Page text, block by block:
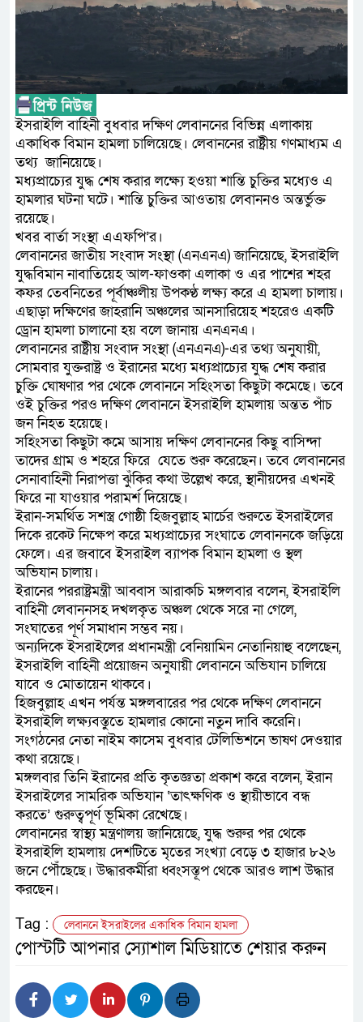
নিরপেক্ষ ও বিশ্বাসযোগ্য : প্রধানমন্ত্রী
বাগেরহাট মেডিকেল
জুলাই স্মৃতি জাদুঘরের দুয়ার
ইসরাইলি বাহিনী বুধবার দক্ষিণ লেবাননের বিভিন্ন এলাকায়
একাধিক বিমান হামলা চালিয়েছে। লেবাননের রাষ্ট্রীয় গণমাধ্যম এ
তথ্য জানিয়েছে।
মধ্যপ্রাচ্যের যুদ্ধ শেষ করার লক্ষ্যে হওয়া শান্তি চুক্তির মধ্যেও এ
হামলার ঘটনা ঘটে। শান্তি চুক্তির আওতায় লেবাননও অন্তর্ভুক্ত
রয়েছে।
খবর বার্তা সংস্থা এএফপি’র।
লেবাননের জাতীয় সংবাদ সংস্থা (এনএনএ) জানিয়েছে, ইসরাইলি
যুদ্ধবিমান নাবাতিয়েহ আল-ফাওকা এলাকা ও এর পাশের শহর
কফর তেবনিতের পূর্বাঞ্চলীয় উপকণ্ঠ লক্ষ্য করে এ হামলা চালায়।
এছাড়া দক্ষিণের জাহরানি অঞ্চলের আনসারিয়েহ শহরেও একটি
ড্রোন হামলা চালানো হয় বলে জানায় এনএনএ।
লেবাননের রাষ্ট্রীয় সংবাদ সংস্থা (এনএনএ)-এর তথ্য অনুযায়ী,
সোমবার যুক্তরাষ্ট্র ও ইরানের মধ্যে মধ্যপ্রাচ্যের যুদ্ধ শেষ করার
চুক্তি ঘোষণার পর থেকে লেবাননে সহিংসতা কিছুটা কমেছে। তবে
ওই চুক্তির পরও দক্ষিণ লেবাননে ইসরাইলি হামলায় অন্তত পাঁচ
জন নিহত হয়েছে।
সহিংসতা কিছুটা কমে আসায় দক্ষিণ লেবাননের কিছু বাসিন্দা
তাদের গ্রাম ও শহরে ফিরে যেতে শুরু করেছেন। তবে লেবাননের
সেনাবাহিনী নিরাপত্তা ঝুঁকির কথা উল্লেখ করে, স্থানীয়দের এখনই
ফিরে না যাওয়ার পরামর্শ দিয়েছে।
ইরান-সমর্থিত সশস্ত্র গোষ্ঠী হিজবুল্লাহ মার্চের শুরুতে ইসরাইলের
দিকে রকেট নিক্ষেপ করে মধ্যপ্রাচ্যের সংঘাতে লেবাননকে জড়িয়ে
ফেলে। এর জবাবে ইসরাইল ব্যাপক বিমান হামলা ও স্থল
অভিযান চালায়।
ইরানের পররাষ্ট্রমন্ত্রী আব্বাস আরাকচি মঙ্গলবার বলেন, ইসরাইলি
বাহিনী লেবাননসহ দখলকৃত অঞ্চল থেকে সরে না গেলে,
সংঘাতের পূর্ণ সমাধান সম্ভব নয়।
অন্যদিকে ইসরাইলের প্রধানমন্ত্রী বেনিয়ামিন নেতানিয়াহু বলেছেন,
ইসরাইলি বাহিনী প্রয়োজন অনুযায়ী লেবাননে অভিযান চালিয়ে
যাবে ও মোতায়েন থাকবে।
হিজবুল্লাহ এখন পর্যন্ত মঙ্গলবারের পর থেকে দক্ষিণ লেবাননে
ইসরাইলি লক্ষ্যবস্তুতে হামলার কোনো নতুন দাবি করেনি।
সংগঠনের নেতা নাইম কাসেম বুধবার টেলিভিশনে ভাষণ দেওয়ার
কথা রয়েছে।
মঙ্গলবার তিনি ইরানের প্রতি কৃতজ্ঞতা প্রকাশ করে বলেন, ইরান
ইসরাইলের সামরিক অভিযান ‘তাৎক্ষণিক ও স্থায়ীভাবে বন্ধ
করতে’ গুরুত্বপূর্ণ ভূমিকা রেখেছে।
লেবাননের স্বাস্থ্য মন্ত্রণালয় জানিয়েছে, যুদ্ধ শুরুর পর থেকে
ইসরাইলি হামলায় দেশটিতে মৃতের সংখ্যা বেড়ে ৩ হাজার ৮২৬
জনে পৌঁছেছে। উদ্ধারকর্মীরা ধ্বংসস্তূপ থেকে আরও লাশ উদ্ধার
করছেন।
Tag :
লেবাননে ইসরাইলের একাধিক বিমান হামলা
পোস্টটি আপনার স্যোশাল মিডিয়াতে শেয়ার করুন